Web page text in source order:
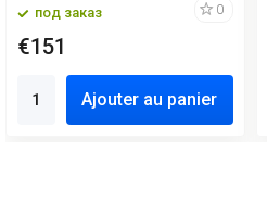
под заказ 0
€151
Ajouter au panier